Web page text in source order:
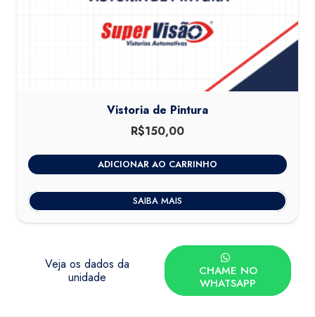
Vistoria de Pintura
R$150,00
ADICIONAR AO CARRINHO
SAIBA MAIS
Veja os dados da
unidade
CHAME NO
WHATSAPP